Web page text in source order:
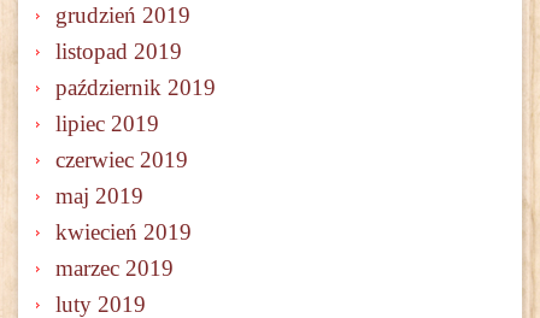
grudzień 2019
listopad 2019
październik 2019
lipiec 2019
czerwiec 2019
maj 2019
kwiecień 2019
marzec 2019
luty 2019